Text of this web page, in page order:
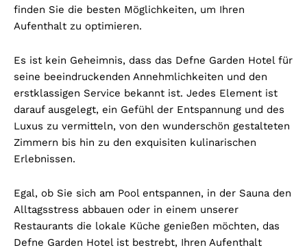
finden Sie die besten Möglichkeiten, um Ihren
Aufenthalt zu optimieren.
Es ist kein Geheimnis, dass das Defne Garden Hotel für
seine beeindruckenden Annehmlichkeiten und den
erstklassigen Service bekannt ist. Jedes Element ist
darauf ausgelegt, ein Gefühl der Entspannung und des
Luxus zu vermitteln, von den wunderschön gestalteten
Zimmern bis hin zu den exquisiten kulinarischen
Erlebnissen.
Egal, ob Sie sich am Pool entspannen, in der Sauna den
Alltagsstress abbauen oder in einem unserer
Restaurants die lokale Küche genießen möchten, das
Defne Garden Hotel ist bestrebt, Ihren Aufenthalt